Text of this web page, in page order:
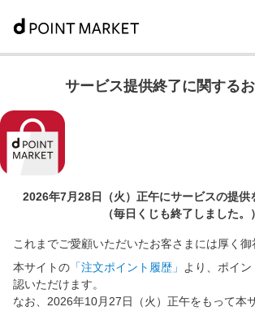
サービス提供終了に関する
2026年7月28日（火）正午にサービスの提供
（毎日くじも終了しました。）
これまでご愛顧いただいたお客さまには厚く御
本サイトの 「注文ポイント履歴」
より、ポイ
認いただけます。
なお、2026年10月27日（火）正午をもって本